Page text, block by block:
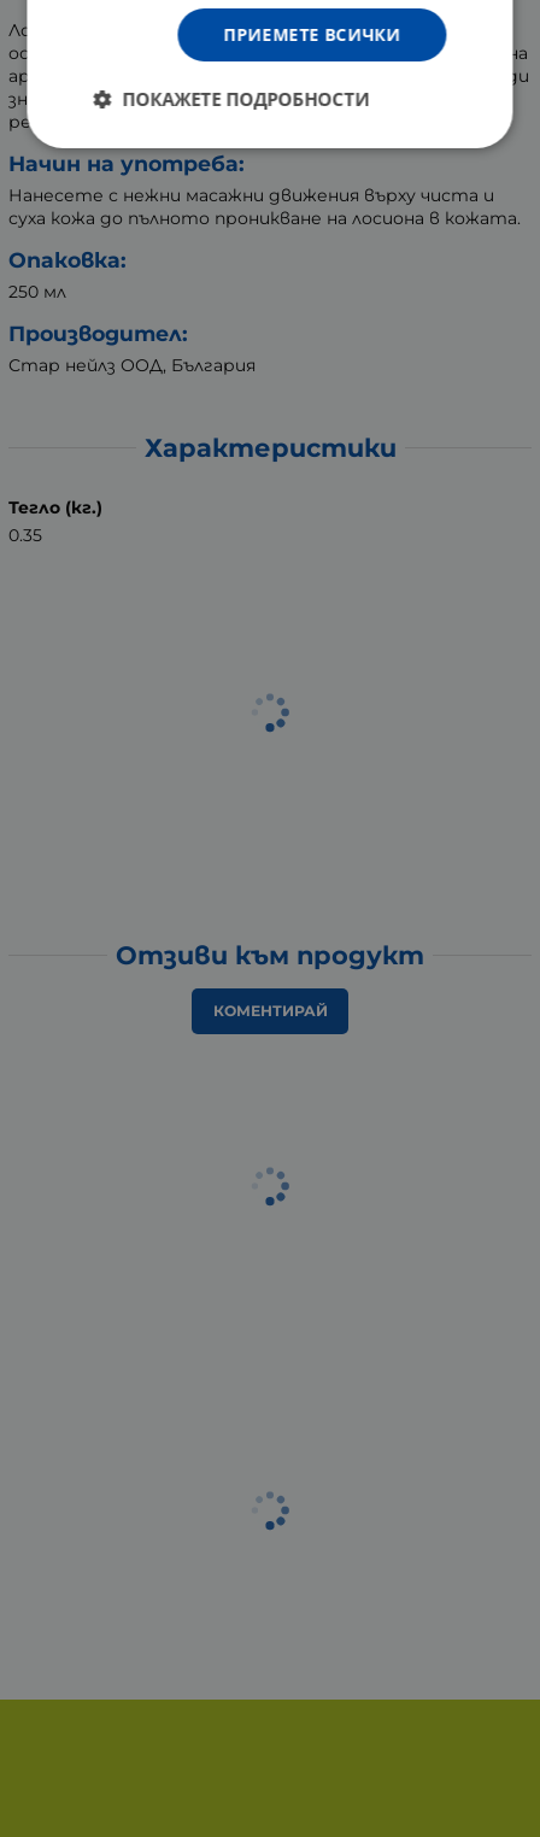
Лосионът за тяло допълва действието на
останалите продукти от Серия 365 с аромат на сочна
арония. Особено подходящ е за лятото, когато, поради
значителната загуба на влага, кожата има нужда от
редовно хидратиране и тонизиране.
Начин на употреба:
Нанесете с нежни масажни движения върху чиста и
суха кожа до пълното проникване на лосиона в кожата.
Опаковка:
250 мл
Производител:
Стар нейлз ООД, България
Характеристики
Тегло (кг.)
0.35
Отзиви към продукт
КОМЕНТИРАЙ
ПРИЕМЕТЕ ВСИЧКИ
ПОКАЖЕТЕ ПОДРОБНОСТИ